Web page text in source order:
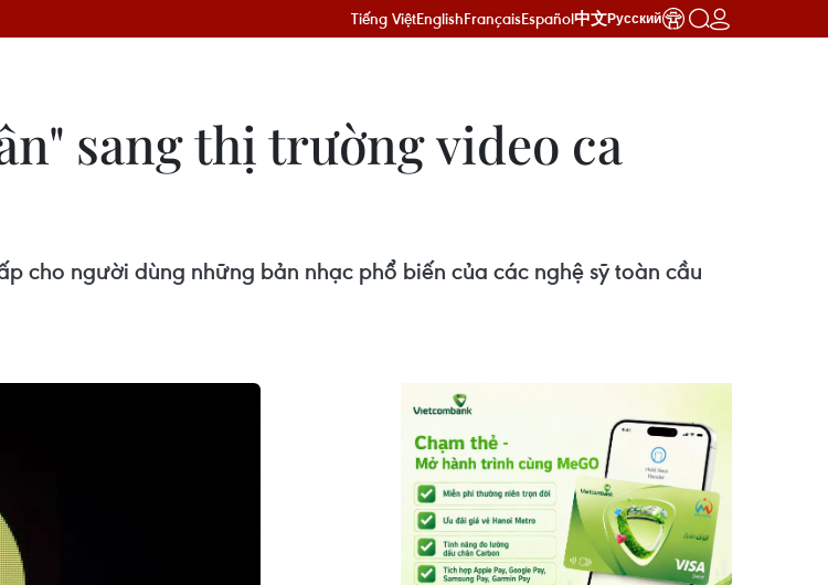
Tiếng ViệtEnglishFrançaisEspañol中文Русский
sang thị trường video ca
cho người dùng những bản nhạc phổ biến của các nghệ sỹ toàn cầu